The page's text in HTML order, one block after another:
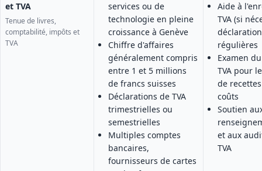
et TVA
Tenue de livres,
comptabilité, impôts et
TVA
services ou de
technologie en pleine
croissance à Genève
Chiffre d'affaires
généralement compris
entre 1 et 5 millions
de francs suisses
Déclarations de TVA
trimestrielles ou
semestrielles
Multiples comptes
bancaires,
fournisseurs de cartes
Aide à
TVA (si
régulières
Examen
TVA pour
de
coûts
Soutien
et aux
TVA